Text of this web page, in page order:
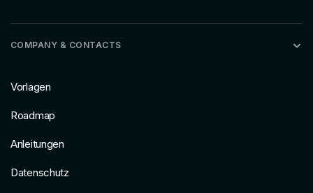
COMPANY & CONTACTS
Vorlagen
Roadmap
Anleitungen
Datenschutz